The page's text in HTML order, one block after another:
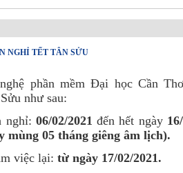
NGHỈ TẾT TÂN SỬU
phần mềm Đại học Cần
như sau:
06/02/2021 đến hết ngày
mùng 05 tháng giêng âm lịch).
việc lại: từ ngày 17/02/2021.